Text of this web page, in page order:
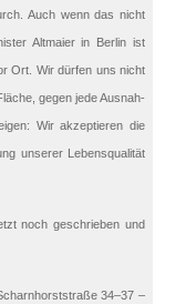
Auch wenn das nicht
Altmaier in Berlin ist
Ort. Wir dürfen uns nicht
gegen jede Ausnah­
Wir akzep­tie­ren die
unserer Lebens­qua­li­tät
noch geschrie­ben und
34–37 –